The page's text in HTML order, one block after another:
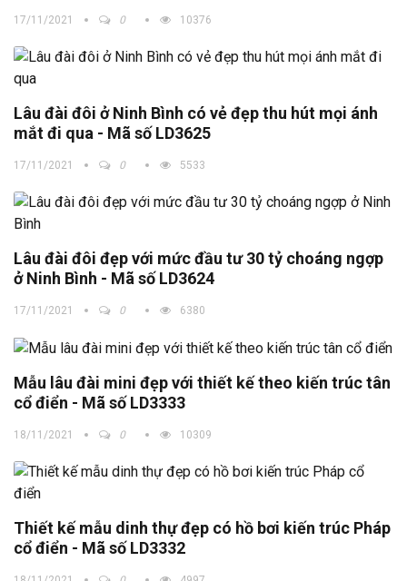
17/11/2021 0 10376
Lâu đài đôi ở Ninh Bình có vẻ đẹp thu hút mọi ánh
mắt đi qua - Mã số LD3625
17/11/2021 0 5533
Lâu đài đôi đẹp với mức đầu tư 30 tỷ choáng ngợp
ở Ninh Bình - Mã số LD3624
17/11/2021 0 6380
Mẫu lâu đài mini đẹp với thiết kế theo kiến trúc tân
cổ điển - Mã số LD3333
18/11/2021 0 10309
Thiết kế mẫu dinh thự đẹp có hồ bơi kiến trúc Pháp
cổ điển - Mã số LD3332